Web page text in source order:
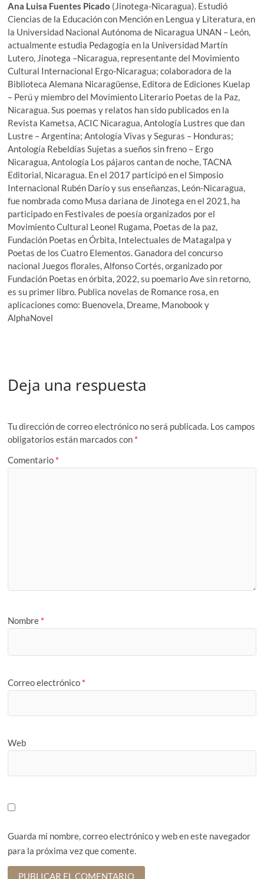
Ana Luisa Fuentes Picado (Jinotega-Nicaragua). Estudió
Ciencias de la Educación con Mención en Lengua y Literatura, en
la Universidad Nacional Autónoma de Nicaragua UNAN – León,
actualmente estudia Pedagogía en la Universidad Martín
Lutero, Jinotega –Nicaragua, representante del Movimiento
Cultural Internacional Ergo-Nicaragua; colaboradora de la
Biblioteca Alemana Nicaragüense, Editora de Ediciones Kuelap
– Perú y miembro del Movimiento Literario Poetas de la Paz,
Nicaragua. Sus poemas y relatos han sido publicados en la
Revista Kametsa, ACIC Nicaragua, Antología Lustres que dan
Lustre – Argentina; Antología Vivas y Seguras – Honduras;
Antología Rebeldías Sujetas a sueños sin freno – Ergo
Nicaragua, Antología Los pájaros cantan de noche, TACNA
Editorial, Nicaragua. En el 2017 participó en el Simposio
Internacional Rubén Darío y sus enseñanzas, León-Nicaragua,
fue nombrada como Musa dariana de Jinotega en el 2021, ha
participado en Festivales de poesía organizados por el
Movimiento Cultural Leonel Rugama, Poetas de la paz,
Fundación Poetas en Órbita, Intelectuales de Matagalpa y
Poetas de los Cuatro Elementos. Ganadora del concurso
nacional Juegos florales, Alfonso Cortés, organizado por
Fundación Poetas en órbita, 2022, su poemario Ave sin retorno,
es su primer libro. Publica novelas de Romance rosa, en
aplicaciones como: Buenovela, Dreame, Manobook y
AlphaNovel
Deja una respuesta
Tu dirección de correo electrónico no será publicada. Los campos
obligatorios están marcados con *
Comentario *
Nombre *
Correo electrónico *
Web
Guarda mi nombre, correo electrónico y web en este navegador
para la próxima vez que comente.